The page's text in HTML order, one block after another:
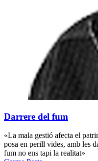
Darrere del fum
«La mala gestió afecta el
posa en perill vides, amb les
fum no ens tapi la realitat»